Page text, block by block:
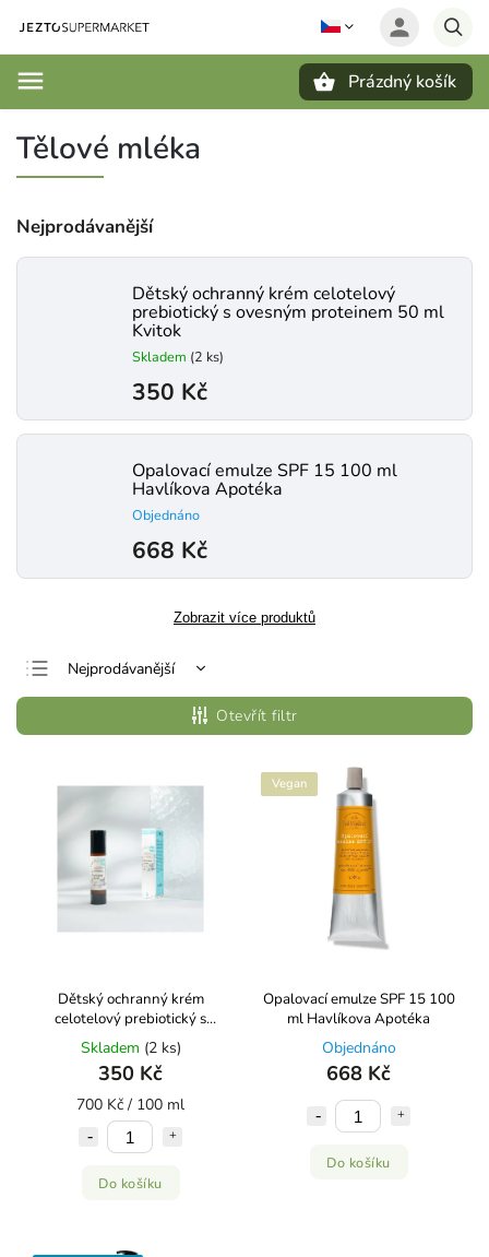
Prázdný košík
Tělové mléka
Nejprodávanější
Dětský ochranný krém celotelový
prebiotický s ovesným proteinem 50 ml
Kvitok
Skladem (2 ks)
350 Kč
Opalovací emulze SPF 15 100 ml
Havlíkova Apotéka
Objednáno
668 Kč
Zobrazit více produktů
Nejprodávanější
Nejlevnější
Nejdražší
Otevřít filtr
Dětský ochranný krém
celotelový prebiotický s
ovesným proteinem 50 ml
Kvitok
Skladem (2 ks)
350 Kč
700 Kč / 100 ml
Do košíku
Vegan
Opalovací emulze SPF 15 100
ml Havlíkova Apotéka
Objednáno
668 Kč
Do košíku